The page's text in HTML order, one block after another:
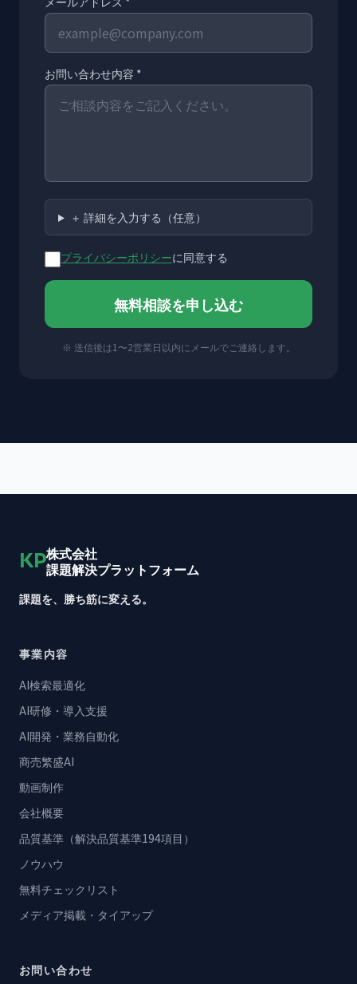
お問い合わせ内容 *
＋ 詳細を入力する（任意）
プライバシーポリシーに同意する
無料相談を申し込む
※ 送信後は1〜2営業日以内にメールでご連絡します。
KP株式会社
課題解決プラットフォーム
課題を、勝ち筋に変える。
事業内容
AI検索最適化
AI研修・導入支援
AI開発・業務自動化
商売繁盛AI
動画制作
会社概要
品質基準（解決品質基準194項目）
ノウハウ
無料チェックリスト
メディア掲載・タイアップ
お問い合わせ